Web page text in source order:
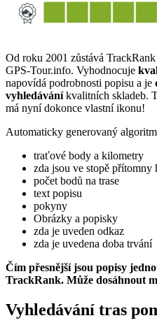
Od roku 2001 zůstává
GPS-Tour.info. Vyhodnocuje
napovídá podrobnosti popisu a je
vyhledáváníkvalitních skladeb.
má nyní dokonce vlastní ikonu!
Automaticky generovaný
traťové body a kilometry
zda jsou ve stopě
počet bodů na trase
text popisu
pokyny
Obrázky a popisky
zda je uveden odkaz
zda je uvedena doba trvání
Čím přesnější jsou popisy
TrackRank. Může dosáhnout
Vyhledávání tras